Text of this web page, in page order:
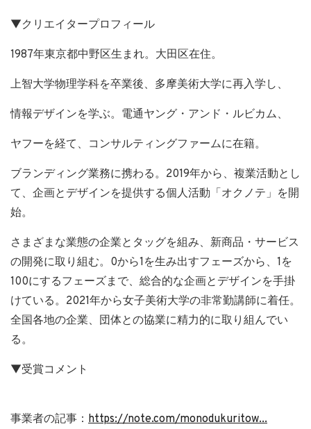
▼クリエイタープロフィール
1987年東京都中野区生まれ。大田区在住。
上智大学物理学科を卒業後、多摩美術大学に再入学し、
情報デザインを学ぶ。電通ヤング・アンド・ルビカム、
ヤフーを経て、コンサルティングファームに在籍。
ブランディング業務に携わる。2019年から、複業活動とし
て、企画とデザインを提供する個人活動「オクノテ」を開
始。
さまざまな業態の企業とタッグを組み、新商品・サービス
の開発に取り組む。0から1を生み出すフェーズから、1を
100にするフェーズまで、総合的な企画とデザインを手掛
けている。2021年から女子美術大学の非常勤講師に着任。
全国各地の企業、団体との協業に精力的に取り組んでい
る。
▼受賞コメント
事業者の記事： https://note.com/monodukuritow...